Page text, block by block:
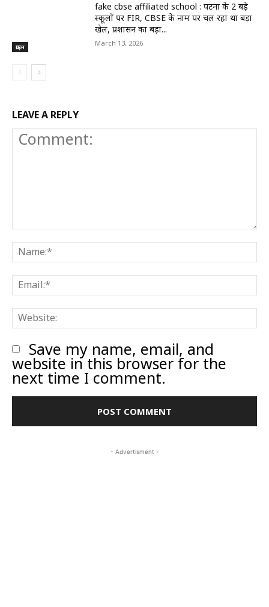
क्राइम
fake cbse affiliated school : पटना के 2 बड़े
स्कूलों पर FIR, CBSE के नाम पर चल रहा था बड़ा
खेल, प्रशासन का बड़ा...
March 13, 2026
LEAVE A REPLY
Comment:
Save my name, email, and
website in this browser for the
next time I comment.
- Advertisment -